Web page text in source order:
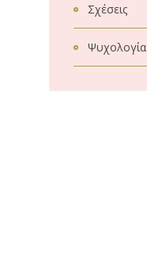
Σχέσεις
Ψυχολογία